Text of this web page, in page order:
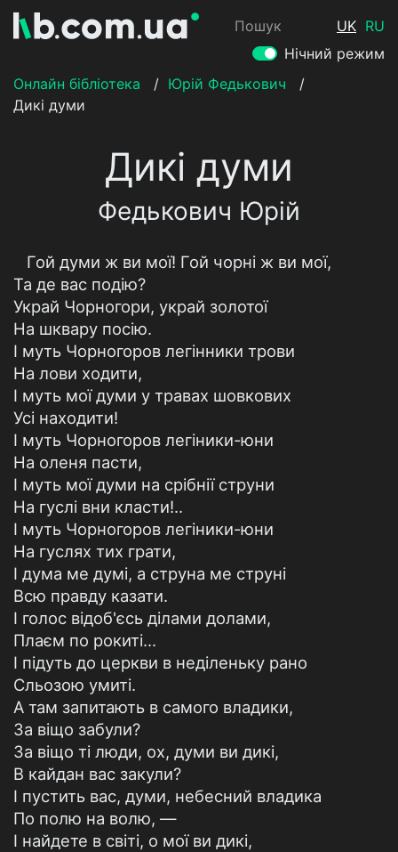
Пошук UK RU
Нічний режим
Онлайн бібліотека
/ Юрій Федькович
/
Дикі думи
Дикі думи
Федькович Юрій
Гой думи ж ви мої! Гой чорні ж ви мої,
Та де вас подію?
Украй Чорногори, украй золотої
На шквару посію.
І муть Чорногоров легінники трови
На лови ходити,
І муть мої думи у травах шовкових
Усі находити!
І муть Чорногоров легіники-юни
На оленя пасти,
І муть мої думи на срібнії струни
На гуслі вни класти!..
І муть Чорногоров легіники-юни
На гуслях тих грати,
І дума ме думі, а струна ме струні
Всю правду казати.
І голос відоб'єсь ділами долами,
Плаєм по рокиті...
І підуть до церкви в неділеньку рано
Сльозою умиті.
А там запитають в самого владики,
За віщо забули?
За віщо ті люди, ох, думи ви дикі,
В кайдан вас закули?
І пустить вас, думи, небесний владика
По полю на волю, —
І найдете в світі, о мої ви дикі,